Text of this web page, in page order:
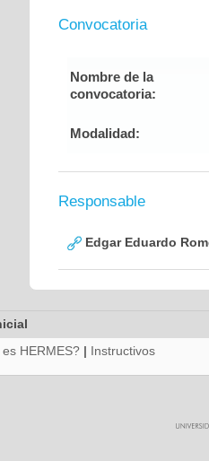
Convocatoria
Nombre de la
convocatoria:
Modalidad:
Responsable
Edgar Eduardo
HERMES? | Instructivos